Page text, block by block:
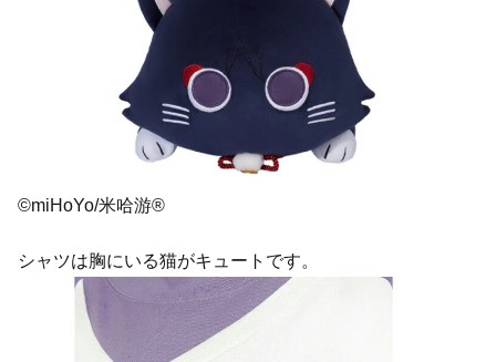
©miHoYo/米哈游®
シャツは胸にいる猫がキュートです。